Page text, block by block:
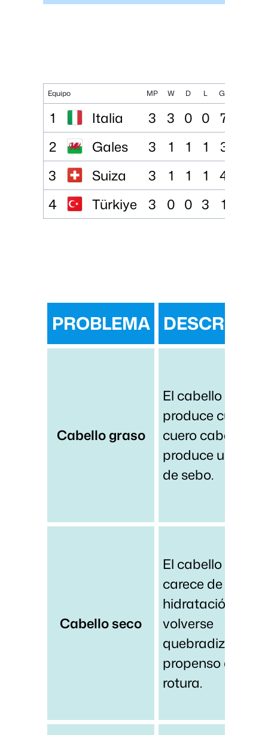
Equipo MP W D L GF
1 Italia 3 3 0 0 7
2
Gales 3 1 1 1 3
3
Suiza 3 1 1 1 4
4
Türkiye 3 0 0 3 1
PROBLEMA
Cabello graso
El cabello graso
produce cuando
cuero cabelludo
produce un
de sebo.
Cabello seco
El cabello seco
carece de
hidratación y
volverse
quebradizo y
propenso a la
rotura.